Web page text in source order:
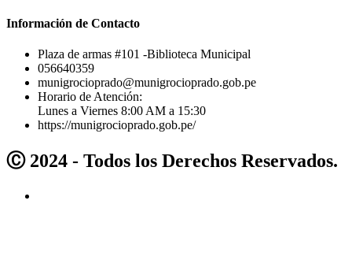
Información de Contacto
Plaza de armas #101 -Biblioteca Municipal
056640359
munigrocioprado@munigrocioprado.gob.pe
Horario de Atención:
Lunes a Viernes 8:00 AM a 15:30
https://munigrocioprado.gob.pe/
Ⓒ 2024 - Todos los Derechos Reservados.